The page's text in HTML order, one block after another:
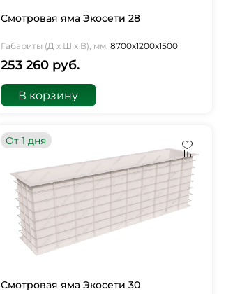
Смотровая яма Экосети 28
Габариты (Д х Ш х В), мм: 8700х1200х1500
253 260 руб.
В корзину
От 1 дня
Смотровая яма Экосети 30